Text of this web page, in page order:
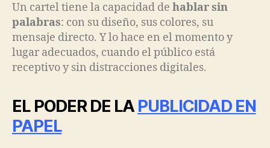
Un cartel tiene la capacidad de hablar sin
palabras: con su diseño, sus colores, su
mensaje directo. Y lo hace en el momento y
lugar adecuados, cuando el público está
receptivo y sin distracciones digitales.
EL PODER DE LA PUBLICIDAD EN
PAPEL